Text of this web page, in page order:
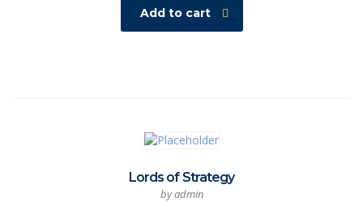
Add to cart
Lords of Strategy
by admin